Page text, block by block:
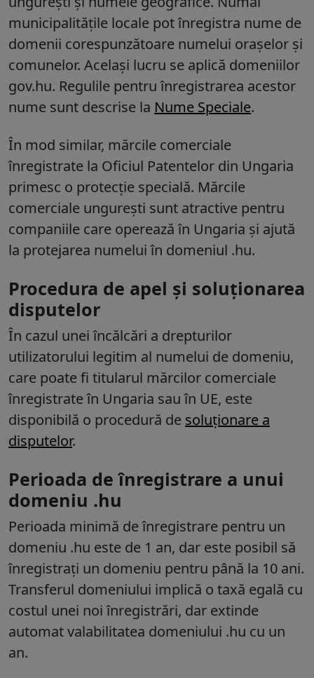
municipalitățile locale pot înregistra nume de
domenii corespunzătoare numelui orașelor și
comunelor. Același lucru se aplică domeniilor
gov.hu. Regulile pentru înregistrarea acestor
nume sunt descrise la Nume Speciale.
În mod similar, mărcile comerciale
înregistrate la Oficiul Patentelor din Ungaria
primesc o protecție specială. Mărcile
comerciale ungurești sunt atractive pentru
companiile care operează în Ungaria și ajută
la protejarea numelui în domeniul .hu.
Procedura de apel și soluționarea
disputelor
În cazul unei încălcări a drepturilor
utilizatorului legitim al numelui de domeniu,
care poate fi titularul mărcilor comerciale
înregistrate în Ungaria sau în UE, este
disponibilă o procedură de soluționare a
disputelor.
Perioada de înregistrare a unui
domeniu .hu
Perioada minimă de înregistrare pentru un
domeniu .hu este de 1 an, dar este posibil să
înregistrați un domeniu pentru până la 10 ani.
Transferul domeniului implică o taxă egală cu
costul unei noi înregistrări, dar extinde
automat valabilitatea domeniului .hu cu un
an.